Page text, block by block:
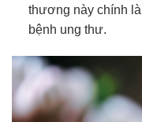
thương này chính
bệnh ung thư.